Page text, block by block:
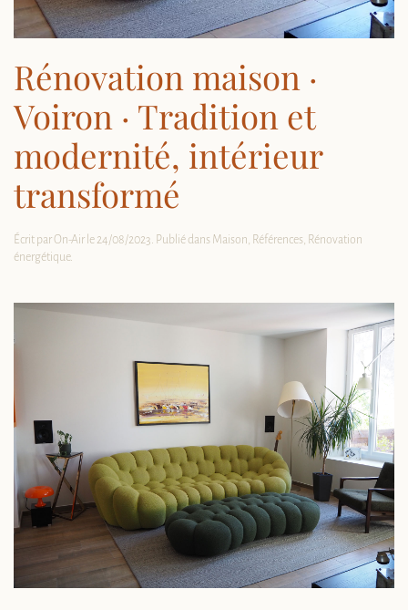
Rénovation maison ·
Voiron · Tradition et
modernité, intérieur
transformé
Écrit parOn-Air le 24/08/2023 . Publié dans Maison Références Rénovation
énergétique.